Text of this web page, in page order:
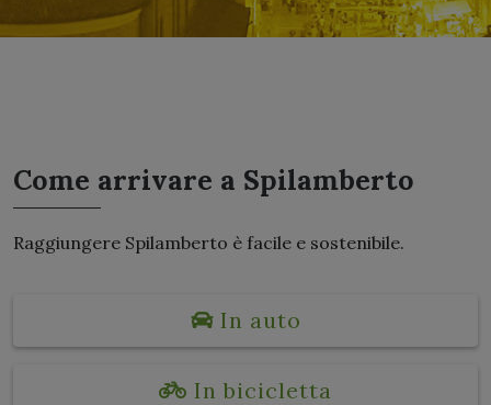
Come arrivare a Spilamberto
Raggiungere Spilamberto è facile e sostenibile.
In auto
In bicicletta